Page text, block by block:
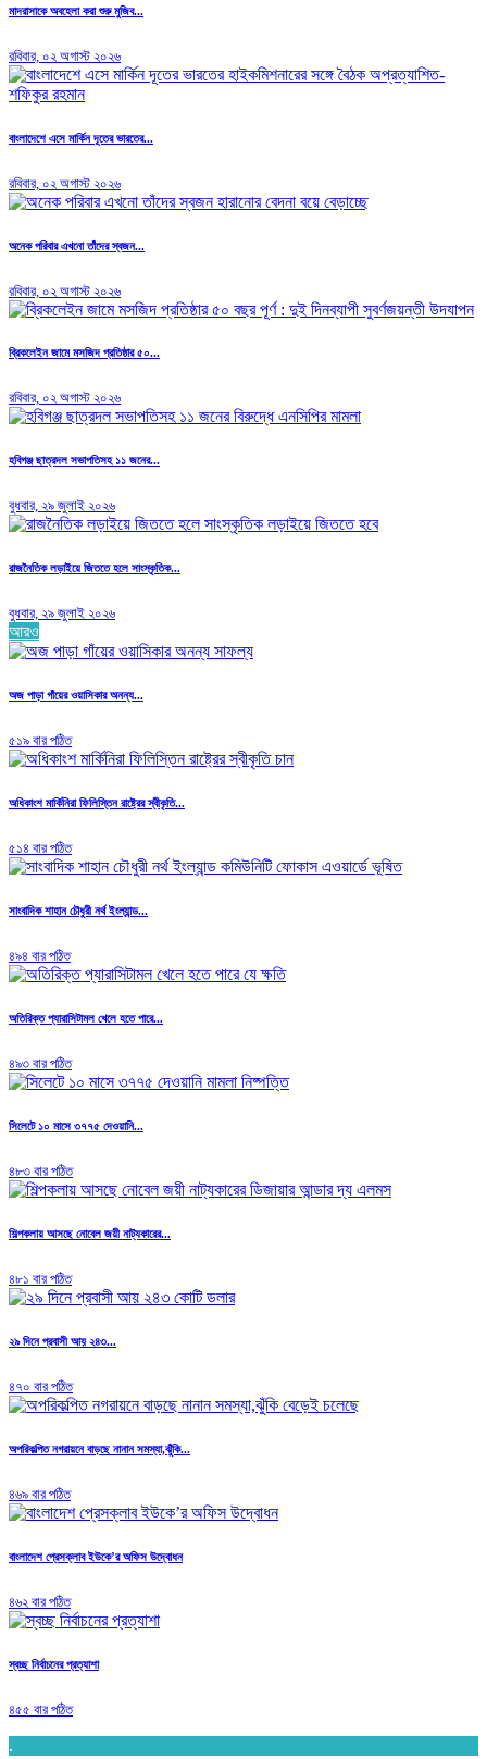
মাদরাসাকে অবহেলা করা শুরু মুজিব...
রবিবার, ০২ অগাস্ট ২০২৬
বাংলাদেশে এসে মার্কিন দূতের ভারতের...
রবিবার, ০২ অগাস্ট ২০২৬
অনেক পরিবার এখনো তাঁদের স্বজন...
রবিবার, ০২ অগাস্ট ২০২৬
ব্রিকলেইন জামে মসজিদ প্রতিষ্ঠার ৫০...
রবিবার, ০২ অগাস্ট ২০২৬
হবিগঞ্জ ছাত্রদল সভাপতিসহ ১১ জনের...
বুধবার, ২৯ জুলাই ২০২৬
রাজনৈতিক লড়াইয়ে জিততে হলে সাংস্কৃতিক...
বুধবার, ২৯ জুলাই ২০২৬
আরও
অজ পাড়া গাঁয়ের ওয়াসিকার অনন্য...
৫১৯ বার পঠিত
অধিকাংশ মার্কিনিরা ফিলিস্তিন রাষ্ট্রের স্বীকৃতি...
৫১৪ বার পঠিত
সাংবাদিক শাহান চৌধুরী নর্থ ইংল্যান্ড...
৪৯৪ বার পঠিত
অতিরিক্ত প্যারাসিটামল খেলে হতে পারে...
৪৯৩ বার পঠিত
সিলেটে ১০ মাসে ৩৭৭৫ দেওয়ানি...
৪৮৩ বার পঠিত
শিল্পকলায় আসছে নোবেল জয়ী নাট্যকারের...
৪৮১ বার পঠিত
২৯ দিনে প্রবাসী আয় ২৪৩...
৪৭০ বার পঠিত
অপরিকল্পিত নগরায়নে বাড়ছে নানান সমস্যা,ঝুঁকি...
৪৬৯ বার পঠিত
বাংলাদেশ প্রেসক্লাব ইউকে’র অফিস উদ্বোধন
৪৬২ বার পঠিত
স্বচ্ছ নির্বাচনের প্রত্যাশা
৪৫৫ বার পঠিত
.